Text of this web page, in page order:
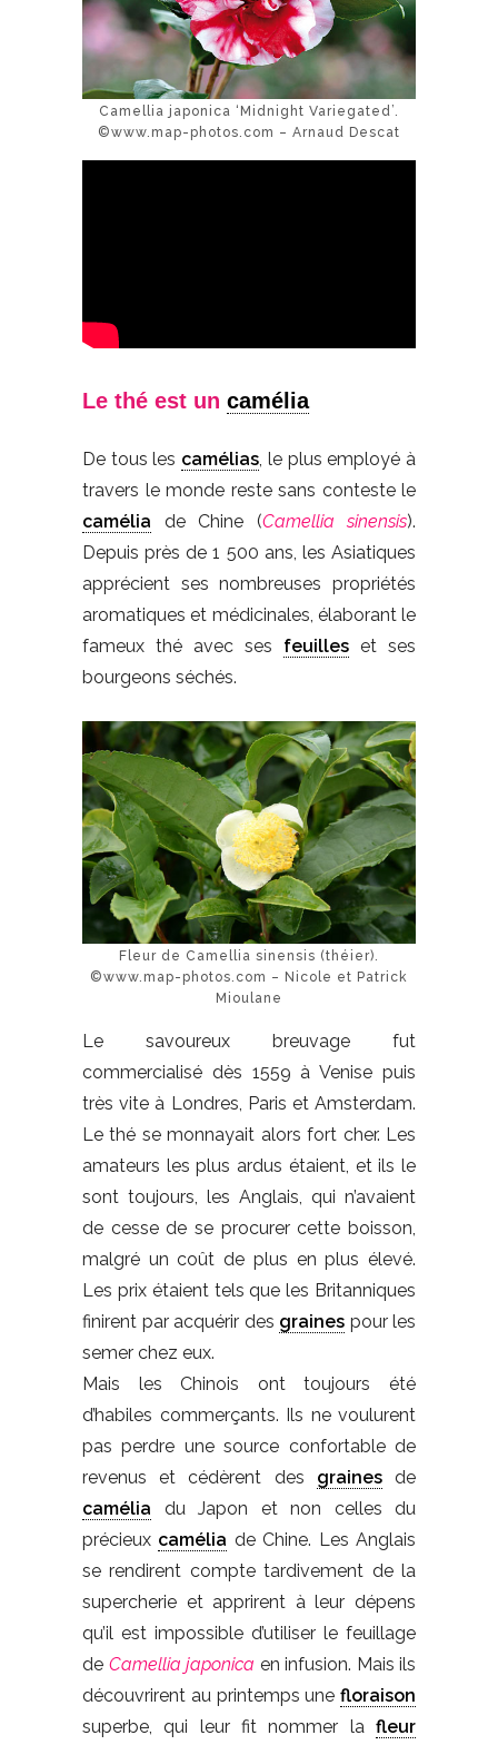
Camellia japonica ‘Midnight Variegated’.
©www.map-photos.com – Arnaud Descat
Le thé est un camélia
De tous les camélias, le plus employé à
travers le monde reste sans conteste le
camélia de Chine (Camellia sinensis).
Depuis près de 1 500 ans, les Asiatiques
apprécient ses nombreuses propriétés
aromatiques et médicinales, élaborant le
fameux thé avec ses feuilles et ses
bourgeons séchés.
Fleur de Camellia sinensis (théier).
©www.map-photos.com – Nicole et Patrick
Mioulane
Le savoureux breuvage fut
commercialisé dès 1559 à Venise puis
très vite à Londres, Paris et Amsterdam.
Le thé se monnayait alors fort cher. Les
amateurs les plus ardus étaient, et ils le
sont toujours, les Anglais, qui n’avaient
de cesse de se procurer cette boisson,
malgré un coût de plus en plus élevé.
Les prix étaient tels que les Britanniques
finirent par acquérir des graines pour les
semer chez eux.
Mais les Chinois ont toujours été
d’habiles commerçants. Ils ne voulurent
pas perdre une source confortable de
revenus et cédèrent des grainesde
camélia du Japon et non celles du
précieux camélia de Chine. Les Anglais
se rendirent compte tardivement de la
supercherie et apprirent à leur dépens
qu’il est impossible d’utiliser le feuillage
de Camellia japonica en infusion. Mais ils
découvrirent au printemps une floraison
superbe, qui leur fit nommer la fleur